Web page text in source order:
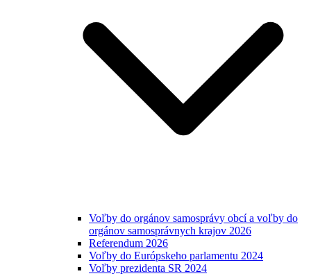
Voľby do orgánov samosprávy obcí a voľby do
orgánov samosprávnych krajov 2026
Referendum 2026
Voľby do Európskeho parlamentu 2024
Voľby prezidenta SR 2024